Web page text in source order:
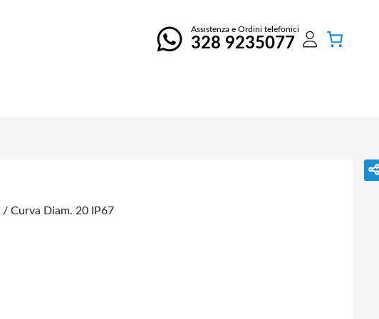
Assistenza e Ordini telefonici
328 9235077
/ Curva Diam. 20 IP67